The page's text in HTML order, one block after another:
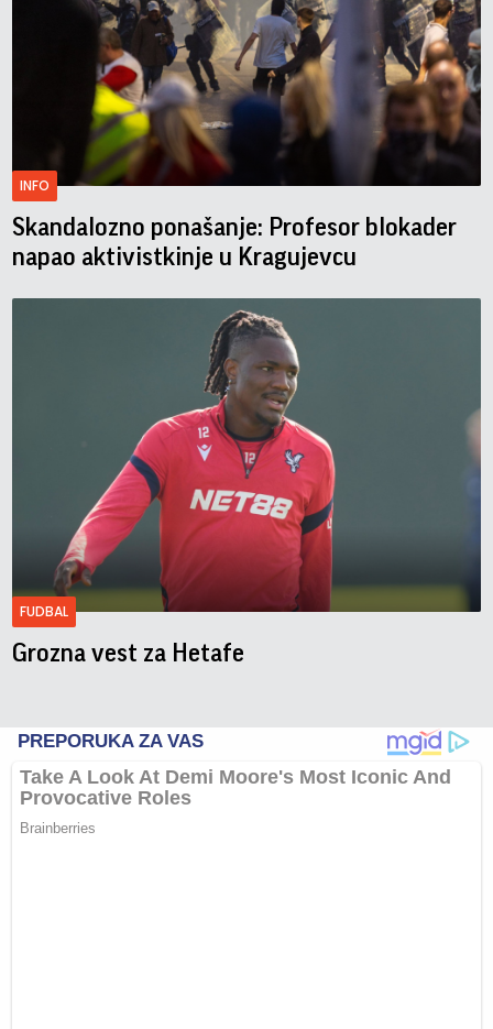
INFO
Skandalozno ponašanje: Profesor blokader
napao aktivistkinje u Kragujevcu
FUDBAL
Grozna vest za Hetafe